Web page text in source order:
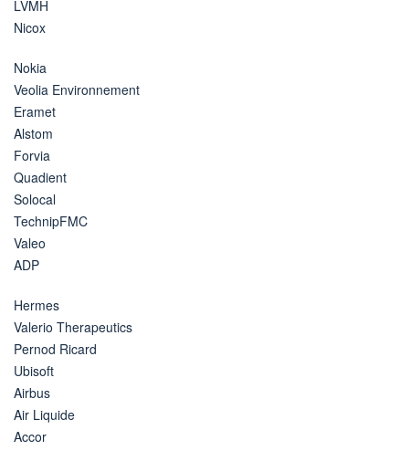
LVMH
Nicox
Nokia
Veolia Environnement
Eramet
Alstom
Forvia
Quadient
Solocal
TechnipFMC
Valeo
ADP
Hermes
Valerio Therapeutics
Pernod Ricard
Ubisoft
Airbus
Air Liquide
Accor